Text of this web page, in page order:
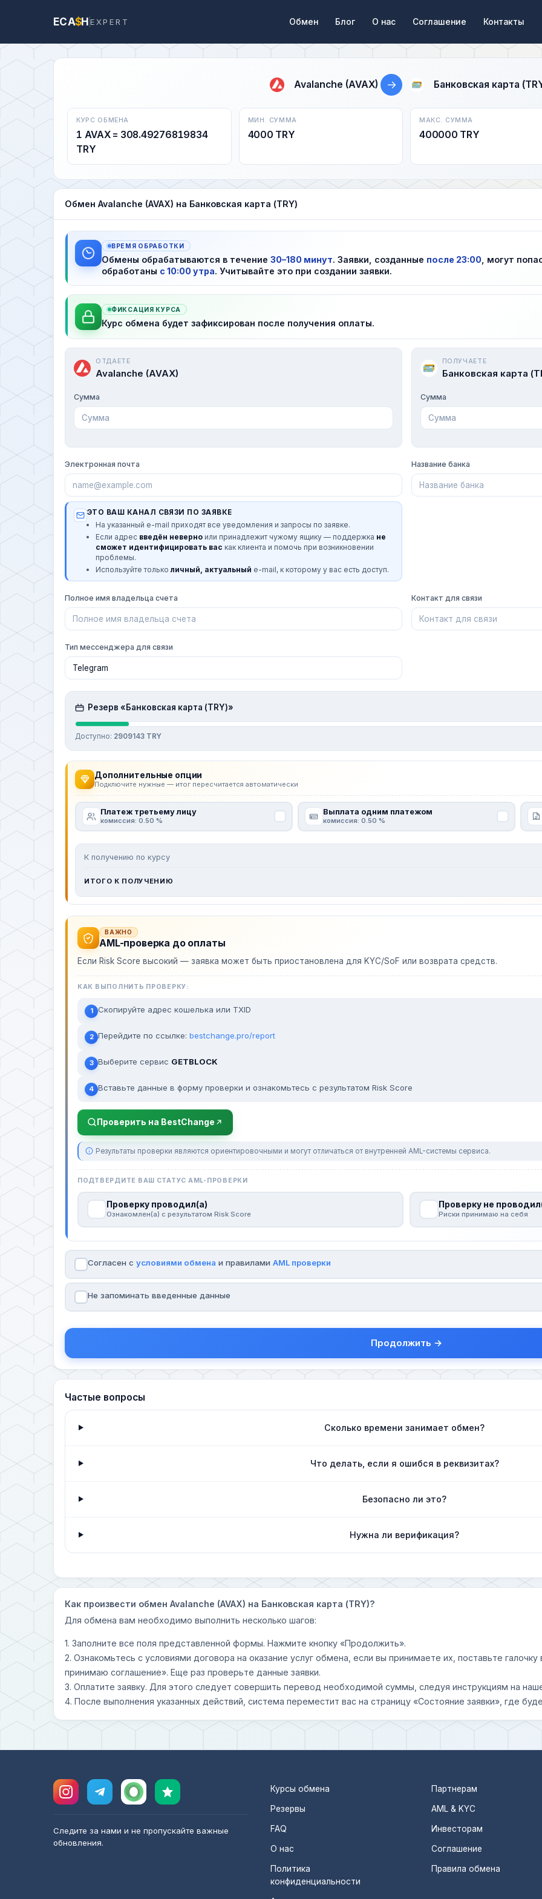
ECA$HEXPERT Обмен Блог О нас Соглашение Контакты
Avalanche (AVAX) → Банковская карта
КУРС ОБМЕНА
1 AVAX = 308.49276819834
TRY
МИН. СУММА
4000 TRY
МАКС. СУММА
400000 TRY
Обмен Avalanche (AVAX) на Банковская карта (TRY)
ВРЕМЯ ОБРАБОТКИ
Обмены обрабатываются в течение 30–180 минут. Заявки, созданные после 23:00 , могут
обработаны с 10:00 утра. Учитывайте это при создании заявки.
ФИКСАЦИЯ КУРСА
Курс обмена будет зафиксирован после получения оплаты.
ОТДАЕТЕ
Avalanche (AVAX)
Сумма
ПОЛУЧАЕТЕ
Банковская карта
Сумма
Электронная почта
ЭТО ВАШ КАНАЛ СВЯЗИ ПО ЗАЯВКЕ
На указанный e-mail приходят все уведомления и запросы по заявке.
Если адрес введён неверно или принадлежит чужому ящику — поддержка не
сможет идентифицировать вас как клиента и помочь при возникновении
проблемы.
Используйте только личный, актуальный e-mail, к которому у вас есть доступ.
Название банка
Полное имя владельца счета Контакт для связи
Тип мессенджера для связи
Резерв «Банковская карта (TRY)»
Доступно: 2909143 TRY
Дополнительные опции
Подключите нужные — итог пересчитается автоматически
Платеж третьему лицу
комиссия: 0.50 %
Выплата одним платежом
комиссия: 0.50 %
К получению по курсу
ИТОГО К ПОЛУЧЕНИЮ
ВАЖНО
AML-проверка до оплаты
Если Risk Score высокий — заявка может быть приостановлена для KYC/SoF или возврата средств.
КАК ВЫПОЛНИТЬ ПРОВЕРКУ:
1 Скопируйте адрес кошелька или TXID
2 Перейдите по ссылке: bestchange.pro/report
3 Выберите сервис GETBLOCK
4 Вставьте данные в форму проверки и ознакомьтесь с результатом Risk Score
Проверить на BestChange
Результаты проверки являются ориентировочными и могут отличаться от внутренней AML-системы сервиса.
ПОДТВЕРДИТЕ ВАШ СТАТУС AML-ПРОВЕРКИ
Проверку проводил(а)
Ознакомлен(а) с результатом Risk Score
Проверку не
Риски принимаю на себя
Согласен с условиями обмена и правилами AML проверки
Не запоминать введенные данные
Продолжить →
Частые вопросы
Сколько времени занимает обмен?
Что делать, если я ошибся в реквизитах?
Безопасно ли это?
Нужна ли верификация?
Как произвести обмен Avalanche (AVAX) на Банковская карта (TRY)?
Для обмена вам необходимо выполнить несколько шагов:
1. Заполните все поля представленной формы. Нажмите кнопку «Продолжить».
2. Ознакомьтесь с условиями договора на оказание услуг обмена, если вы принимаете их, поставьте
принимаю соглашение». Еще раз проверьте данные заявки.
3. Оплатите заявку. Для этого следует совершить перевод необходимой суммы, следуя инструкциям на
4. После выполнения указанных действий, система переместит вас на страницу «Состояние заявки», где
Следите за нами и не пропускайте важные
обновления.
Курсы обмена
Резервы
FAQ
О нас
Политика
конфиденциальности
Партнерам
AML & KYC
Инвесторам
Соглашение
Правила обмена